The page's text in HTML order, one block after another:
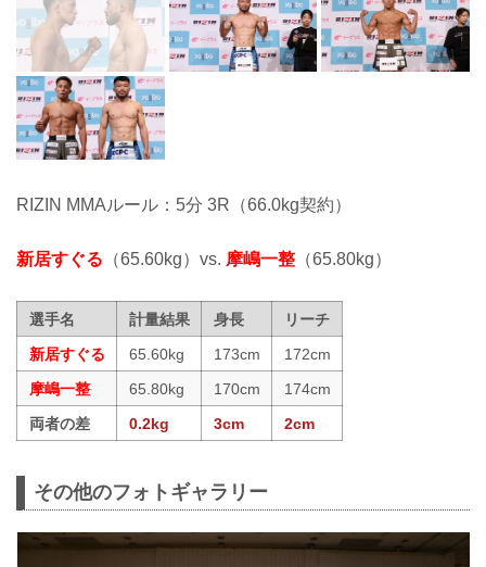
RIZIN MMAルール：5分 3R（66.0kg契約）
新居すぐる （65.60kg）vs. 摩嶋一整 （65.80kg）
選手名 計量結果 身長
リーチ
新居すぐる
65.60kg 173cm
172cm
摩嶋一整
65.80kg 170cm
174cm
両者の差
0.2kg 3cm 2cm
その他のフォトギャラリー